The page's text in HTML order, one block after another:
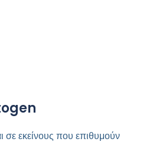
εκείνους που επιθυμούν